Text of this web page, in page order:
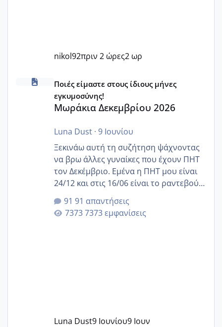
nikol92πριν 2 ώρες2 ωρ
Μωράκια Δεκεμβρίου 2026
Ποιές είμαστε στους ίδιους μήνες
εγκυμοσύνης!
Μωράκια Δεκεμβρίου 2026
Luna Dust· 9 Ιουνίου
Ξεκινάω αυτή τη συζήτηση ψάχνοντας
να βρω άλλες γυναίκες που έχουν ΠΗΤ
τον Δεκέμβριο. Εμένα η ΠΗΤ μου είναι
24/12 και στις 16/06 είναι το ραντεβού
της αυχενικής διαφάνειας. Έχω αρκετό
άγχος και οι μέρες δεν φαίνεται να
περνάνε με τίποτα.
91 απαντήσεις
7373 εμφανίσεις
Luna Dust9 Ιουνίου9 Ιουν